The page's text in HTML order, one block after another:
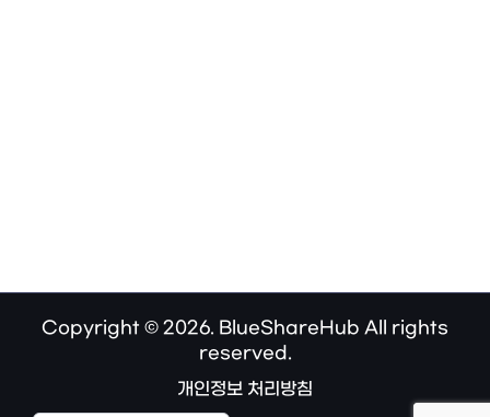
Copyright © 2026. BlueShareHub All rights
reserved.
개인정보 처리방침